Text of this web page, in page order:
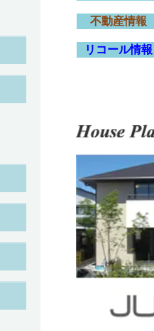
不動産情報
リコール情報